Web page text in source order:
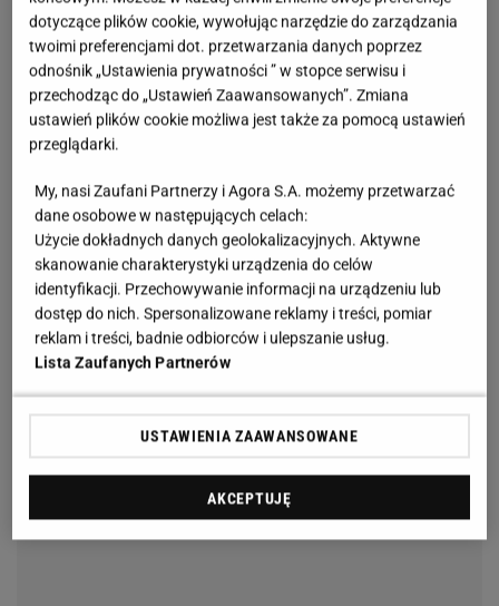
dotyczące plików cookie, wywołując narzędzie do zarządzania
twoimi preferencjami dot. przetwarzania danych poprzez
odnośnik „Ustawienia prywatności ” w stopce serwisu i
przechodząc do „Ustawień Zaawansowanych”. Zmiana
ustawień plików cookie możliwa jest także za pomocą ustawień
przeglądarki.
My, nasi Zaufani Partnerzy i Agora S.A. możemy przetwarzać
dane osobowe w następujących celach:
Użycie dokładnych danych geolokalizacyjnych. Aktywne
skanowanie charakterystyki urządzenia do celów
identyfikacji. Przechowywanie informacji na urządzeniu lub
dostęp do nich. Spersonalizowane reklamy i treści, pomiar
reklam i treści, badnie odbiorców i ulepszanie usług.
Lista Zaufanych Partnerów
USTAWIENIA ZAAWANSOWANE
AKCEPTUJĘ